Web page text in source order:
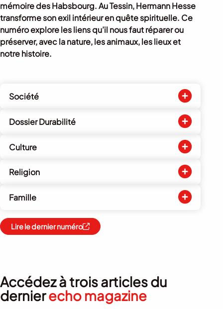
mémoire des Habsbourg. Au Tessin, Hermann Hesse
transforme son exil intérieur en quête spirituelle. Ce
numéro explore les liens qu’il nous faut réparer ou
préserver, avec la nature, les animaux, les lieux et
notre histoire.
Société
Dossier Durabilité
Culture
Religion
Famille
Lire le dernier numéro
Accédez à trois articles du
dernierecho magazine